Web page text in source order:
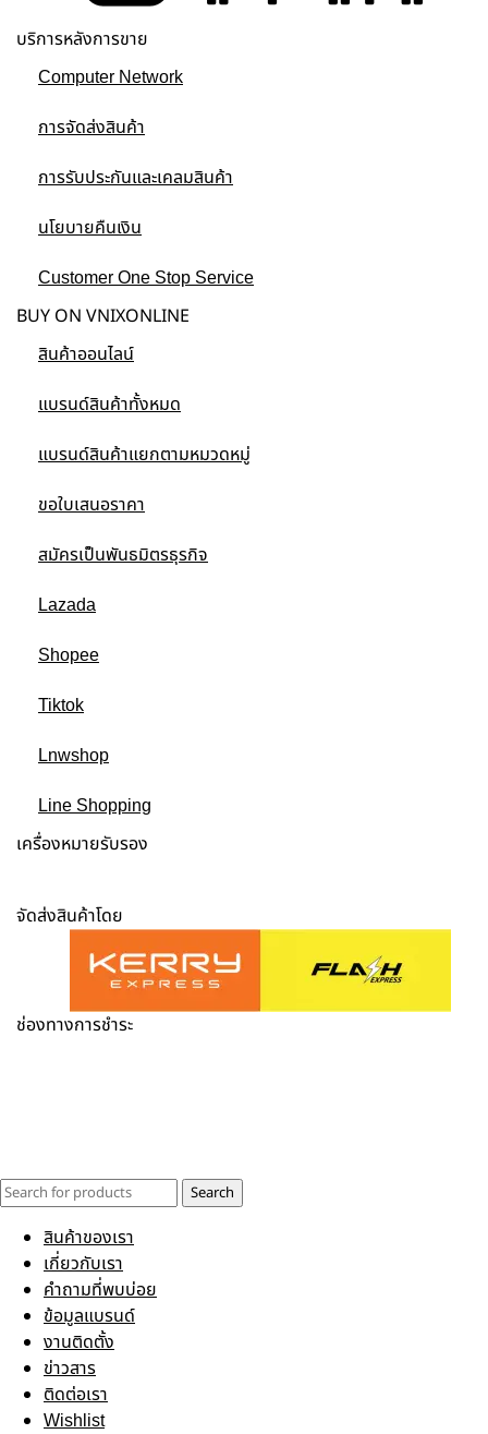
บริการหลังการขาย
Computer Network
การจัดส่งสินค้า
การรับประกันและเคลมสินค้า
นโยบายคืนเงิน
Customer One Stop Service
BUY ON VNIXONLINE
สินค้าออนไลน์
แบรนด์สินค้าทั้งหมด
แบรนด์สินค้าแยกตามหมวดหมู่
ขอใบเสนอราคา
สมัครเป็นพันธมิตรธุรกิจ
Lazada
Shopee
Tiktok
Lnwshop
Line Shopping
เครื่องหมายรับรอง
จัดส่งสินค้าโดย
ช่องทางการชำระ
Search
สินค้าของเรา
เกี่ยวกับเรา
คำถามที่พบบ่อย
ข้อมูลแบรนด์
งานติดตั้ง
ข่าวสาร
ติดต่อเรา
Wishlist